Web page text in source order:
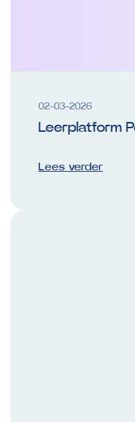
02-03-2026
Leerplatform
Lees verder